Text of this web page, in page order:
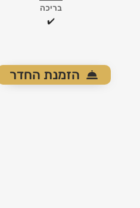
בריכה
✔️
הזמנת החדר